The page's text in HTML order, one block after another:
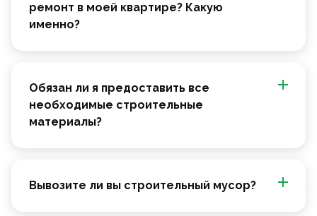
ремонт в моей квартире? Какую
именно?
Обязан ли я предоставить все
необходимые строительные
материалы?
Вывозите ли вы строительный мусор?